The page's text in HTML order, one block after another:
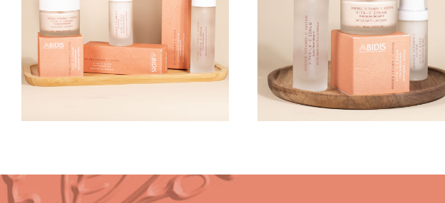
CUIDADO DO CONTORNO DOS
OLHOS E PESTANAS
PROTEÇÃO SOLAR